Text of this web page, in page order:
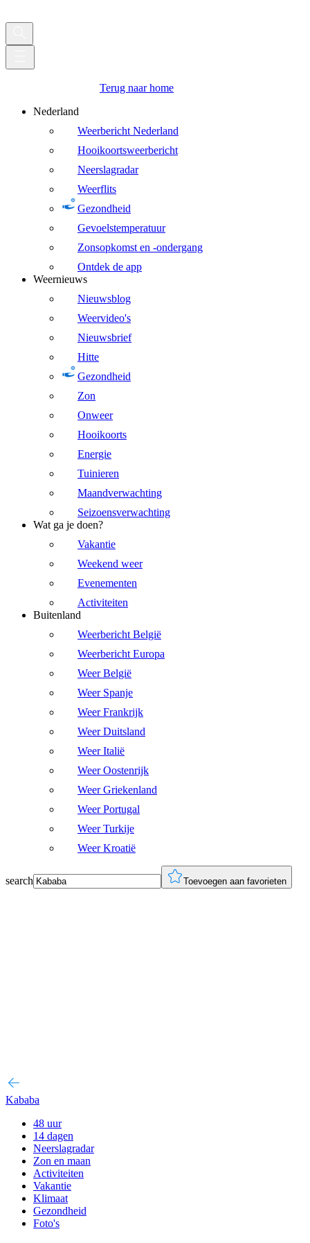
Terug naar home
Nederland
Weerbericht Nederland
Hooikoortsweerbericht
Neerslagradar
Weerflits
Gezondheid
Gevoelstemperatuur
Zonsopkomst en -ondergang
Ontdek de app
Weernieuws
Nieuwsblog
Weervideo's
Nieuwsbrief
Hitte
Gezondheid
Zon
Onweer
Hooikoorts
Energie
Tuinieren
Maandverwachting
Seizoensverwachting
Wat ga je doen?
Vakantie
Weekend weer
Evenementen
Activiteiten
Buitenland
Weerbericht België
Weerbericht Europa
Weer België
Weer Spanje
Weer Frankrijk
Weer Duitsland
Weer Italië
Weer Oostenrijk
Weer Griekenland
Weer Portugal
Weer Turkije
Weer Kroatië
search Toevoegen aan favorieten
Kababa
48 uur
14 dagen
Neerslagradar
Zon en maan
Activiteiten
Vakantie
Klimaat
Gezondheid
Foto's